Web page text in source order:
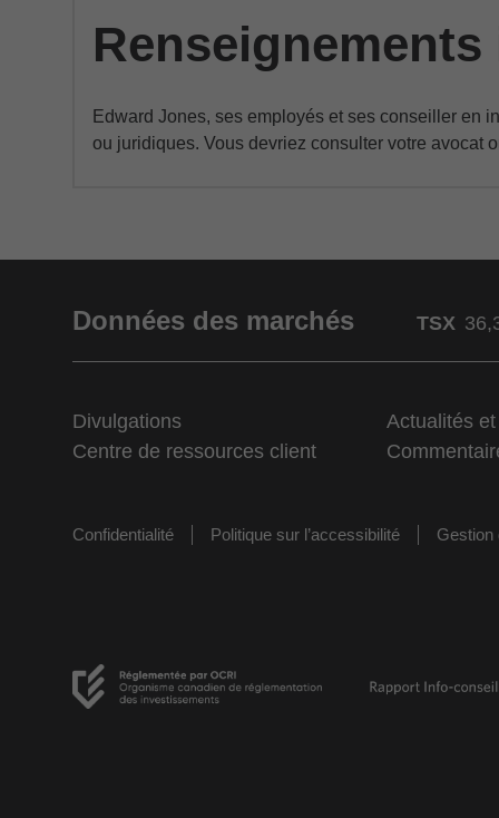
Edward Jones, ses employés et ses conseiller en
ou juridiques. Vous devriez consulter votre avocat
Données des marchés TSX
Divulgations Actualités
Centre de ressources client
Confidentialité Politique sur l’accessibilité Gestion